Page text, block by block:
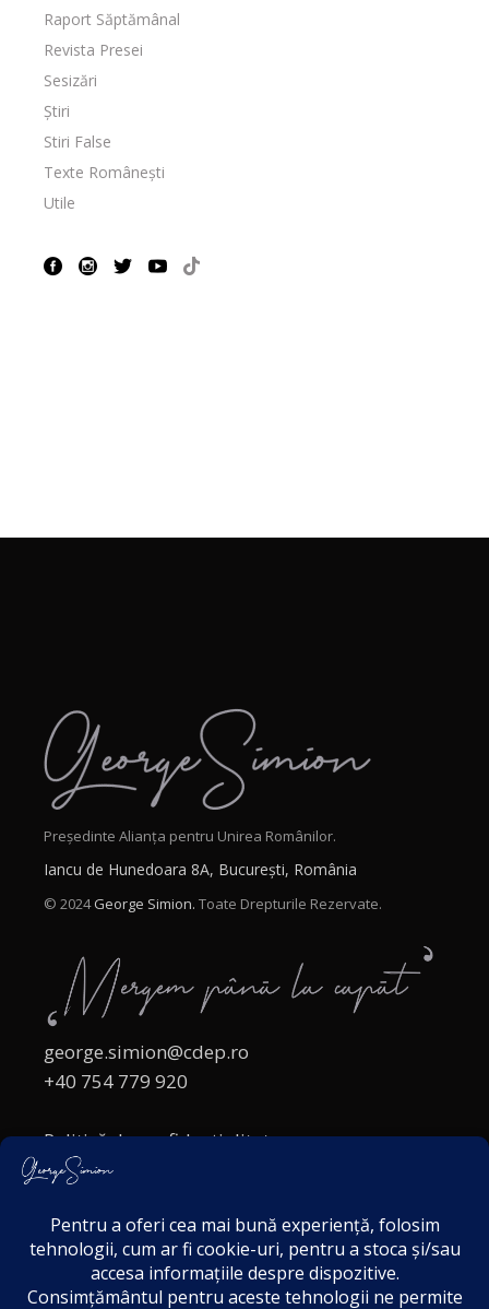
Raport Săptămânal
Revista Presei
Sesizări
Știri
Stiri False
Texte Românești
Utile
Președinte Alianța pentru Unirea Românilor.
Iancu de Hunedoara 8A, București, România
© 2024George Simion. Toate Drepturile Rezervate.
george.simion@cdep.ro
+40 754 779 920
Politică de confidențialitate
Politica cookies
Acordul de markting
Disclaimer